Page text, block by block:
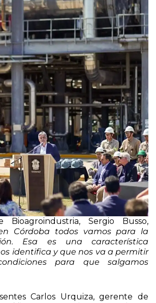
Sergio Busso,
Córdoba todos vamos para la
Esa es una característica
identifica y que nos va a permitir
para que salgamos